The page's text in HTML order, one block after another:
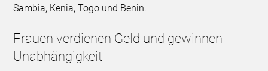
Sambia, Kenia, Togo und Benin.
Frauen verdienen Geld und gewinnen
Unabhängigkeit